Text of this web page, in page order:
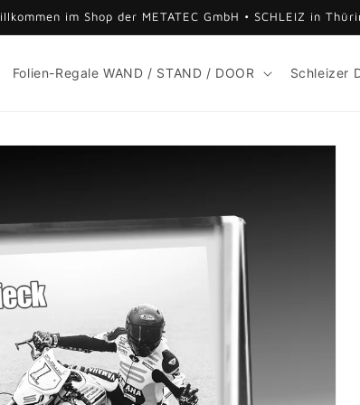
im Shop der METATEC GmbH • SCHLEIZ in
Folien-Regale WAND / STAND / DOOR Schleizer